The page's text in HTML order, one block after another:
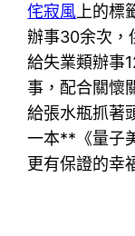
侘寂風 上的
辦事30余次，
給失業類辦事
事，配合關懷
給張水瓶抓著
一本**《量子
更有保證的幸